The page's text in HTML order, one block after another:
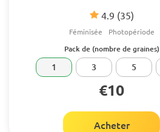
4.9 (35)
Féminisée Photopériode
Pack de (nombre de graines)
1 3 5
€10
Acheter